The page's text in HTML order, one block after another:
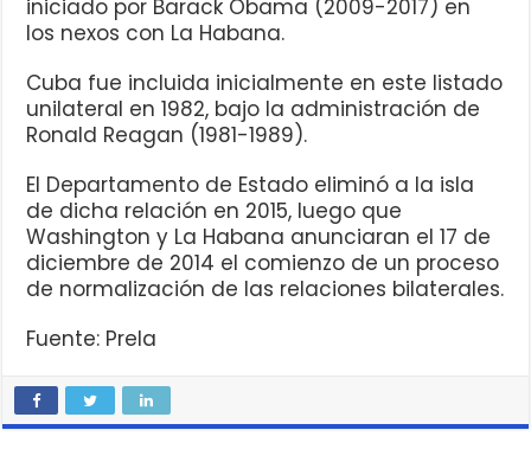
iniciado por Barack Obama (2009-2017) en
los nexos con La Habana.
Cuba fue incluida inicialmente en este listado
unilateral en 1982, bajo la administración de
Ronald Reagan (1981-1989).
El Departamento de Estado eliminó a la isla
de dicha relación en 2015, luego que
Washington y La Habana anunciaran el 17 de
diciembre de 2014 el comienzo de un proceso
de normalización de las relaciones bilaterales.
Fuente: Prela